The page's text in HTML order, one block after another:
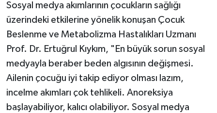
Sosyal medya akımlarının çocukların sağlığı
üzerindeki etkilerine yönelik konuşan Çocuk
Beslenme ve Metabolizma Hastalıkları Uzmanı
Prof. Dr. Ertuğrul Kıykım, "En büyük sorun sosyal
medyayla beraber beden algısının değişmesi.
Ailenin çocuğu iyi takip ediyor olması lazım,
incelme akımları çok tehlikeli. Anoreksiya
başlayabiliyor, kalıcı olabiliyor. Sosyal medya